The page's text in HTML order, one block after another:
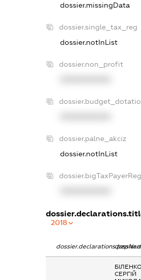
dossier.missingData
dossier.single_tax_reg
dossier.notInList
dossier.non_profit
dossier.palne_akciz
dossier.notInList
dossier.bigTaxPayerReg
2018
СЕРГІЙ